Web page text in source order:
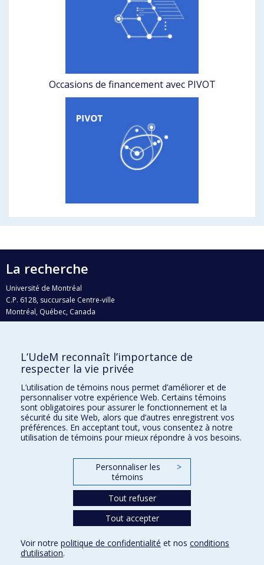
Occasions de financement avec PIVOT
La recherche
Université de Montréal
C.P. 6128, succursale Centre-ville
Montréal, Québec, Canada
H3C 3J7
Qui fait quoi?
Nous trouver
Plan du site
Accessibilité
Conditions d’utilisation
L’UdeM reconnaît l’importance de
respecter la vie privée
L’utilisation de témoins nous permet d’améliorer et de
personnaliser votre expérience Web. Certains témoins
sont obligatoires pour assurer le fonctionnement et la
sécurité du site Web, alors que d’autres enregistrent vos
préférences. En acceptant tout, vous consentez à notre
utilisation de témoins pour mieux répondre à vos besoins.
Personnaliser les
témoins
>
Tout refuser
Tout accepter
Voir notre politique de confidentialité et nos conditions
d’utilisation.